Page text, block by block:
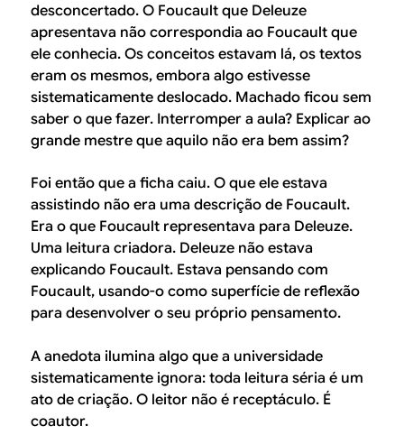
desconcertado. O Foucault que Deleuze
apresentava não correspondia ao Foucault que
ele conhecia. Os conceitos estavam lá, os textos
eram os mesmos, embora algo estivesse
sistematicamente deslocado. Machado ficou sem
saber o que fazer. Interromper a aula? Explicar ao
grande mestre que aquilo não era bem assim?
Foi então que a ficha caiu. O que ele estava
assistindo não era uma descrição de Foucault.
Era o que Foucault representava para Deleuze.
Uma leitura criadora. Deleuze não estava
explicando Foucault. Estava pensando com
Foucault, usando-o como superfície de reflexão
para desenvolver o seu próprio pensamento.
A anedota ilumina algo que a universidade
sistematicamente ignora: toda leitura séria é um
ato de criação. O leitor não é receptáculo. É
coautor.